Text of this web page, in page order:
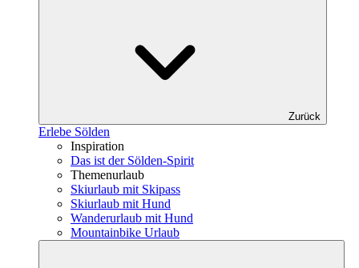
Zurück
Erlebe Sölden
Inspiration
Das ist der Sölden-Spirit
Themenurlaub
Skiurlaub mit Skipass
Skiurlaub mit Hund
Wanderurlaub mit Hund
Mountainbike Urlaub